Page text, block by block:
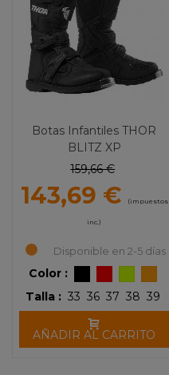
Botas Infantiles THOR
BLITZ XP
159,66 €
143,69 € (impuestos
inc.)
Disponible en 2-5 días
Color :
Talla : 33 36 37 38 39
AÑADIR AL CARRITO